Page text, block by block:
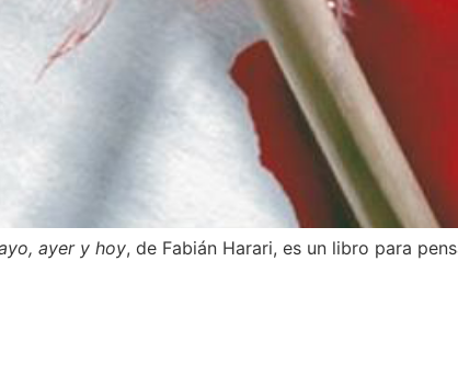
ayer y hoy, de Fabián Harari, es un libro para